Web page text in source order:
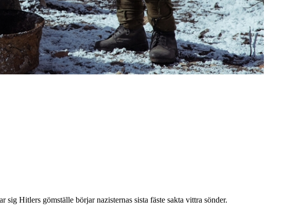
Hitlers gömställe börjar nazisternas sista fäste sakta vittra sönder.